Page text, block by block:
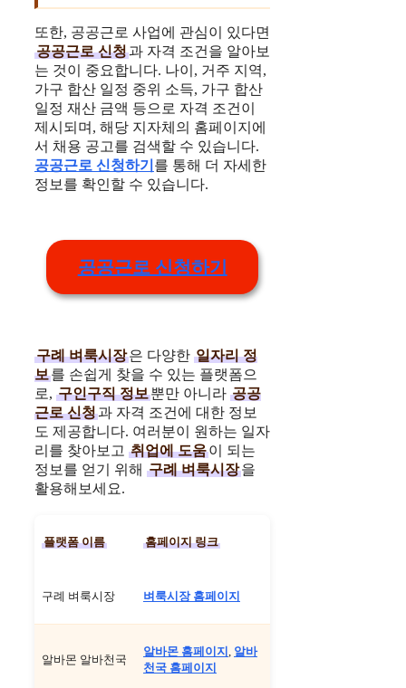
또한, 공공근로 사업에 관심이 있다면
공공근로 신청과 자격 조건을 알아보
는 것이 중요합니다. 나이, 거주 지역,
가구 합산 일정 중위 소득, 가구 합산
일정 재산 금액 등으로 자격 조건이
제시되며, 해당 지자체의 홈페이지에
서 채용 공고를 검색할 수 있습니다.
공공근로 신청하기 를 통해 더 자세한
정보를 확인할 수 있습니다.
공공근로 신청하기
구례 벼룩시장은 다양한 일자리 정
보를 손쉽게 찾을 수 있는 플랫폼으
로, 구인구직 정보뿐만 아니라 공공
근로 신청과 자격 조건에 대한 정보
도 제공합니다. 여러분이 원하는 일자
리를 찾아보고 취업에 도움이 되는
정보를 얻기 위해 구례 벼룩시장을
활용해보세요.
플랫폼 이름 홈페이지 링크
구례 벼룩시장 벼룩시장 홈페이지
알바몬 알바천국
알바몬 홈페이지 , 알바
천국 홈페이지